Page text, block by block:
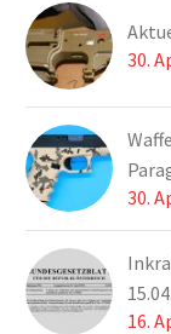
30.
30.
16.